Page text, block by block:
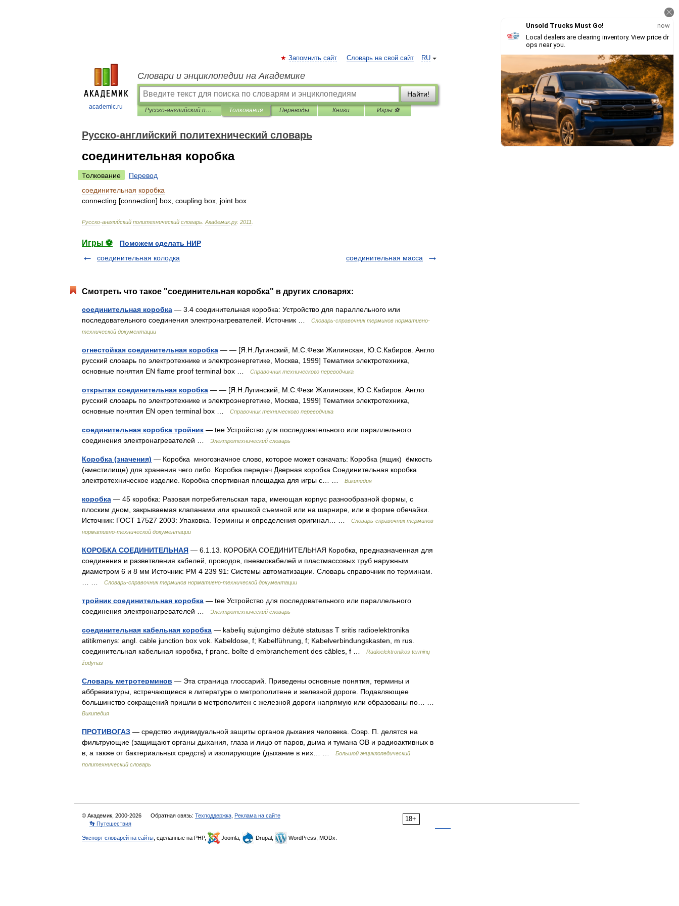
academic.ru
RU
Запомнить сайт Словарь на свой сайт
Словари и энциклопедии на Академике
Найти!
Русско-английский политехнический словарь Толкования Переводы Книги Игры ⚽
Русско-английский политехнический словарь
соединительная коробка
Толкование
Перевод
соединительная коробка
connecting [connection] box coupling box joint box
Русско-английский политехнический словарь Академик.ру. 2011
Игры ⚽
Поможем сделать НИР
соединительная колодка
соединительная масса
Смотреть что такое "соединительная коробка" в других словарях:
соединительная коробка — 3.4 соединительная коробка: Устройство для параллельного или
последовательного соединения электронагревателей. Источник …
Словарь-справочник терминов нормативно-
технической документации
огнестойкая соединительная коробка — — [Я.Н.Лугинский, М.С.Фези Жилинская, Ю.С.Кабиров. Англо
русский словарь по электротехнике и электроэнергетике, Москва, 1999] Тематики электротехника,
основные понятия EN flame proof terminal box …
Справочник технического переводчика
открытая соединительная коробка — — [Я.Н.Лугинский, М.С.Фези Жилинская, Ю.С.Кабиров. Англо
русский словарь по электротехнике и электроэнергетике, Москва, 1999] Тематики электротехника,
основные понятия EN open terminal box …
Справочник технического переводчика
соединительная коробка тройник — tee Устройство для последовательного или параллельного
соединения электронагревателей …
Электротехнический словарь
Коробка (значения) — Коробка многозначное слово, которое может означать: Коробка (ящик) ёмкость
(вместилище) для хранения чего либо. Коробка передач Дверная коробка Соединительная коробка
электротехническое изделие. Коробка спортивная площадка для игры с… …
Википедия
коробка — 45 коробка: Разовая потребительская тара, имеющая корпус разнообразной формы, с
плоским дном, закрываемая клапанами или крышкой съемной или на шарнире, или в форме обечайки.
Источник: ГОСТ 17527 2003: Упаковка. Термины и определения оригинал… …
Словарь-справочник терминов
нормативно-технической документации
КОРОБКА СОЕДИНИТЕЛЬНАЯ — 6.1.13. КОРОБКА СОЕДИНИТЕЛЬНАЯ Коробка, предназначенная для
соединения и разветвления кабелей, проводов, пневмокабелей и пластмассовых труб наружным
диаметром 6 и 8 мм Источник: РМ 4 239 91: Системы автоматизации. Словарь справочник по терминам.
Словарь-справочник терминов нормативно-технической документации
тройник соединительная коробка — tee Устройство для последовательного или параллельного
соединения электронагревателей …
Электротехнический словарь
соединительная кабельная коробка — kabelių sujungimo dėžutė statusas T sritis radioelektronika
atitikmenys: angl. cable junction box vok. Kabeldose, f; Kabelführung, f; Kabelverbindungskasten, m rus.
соединительная кабельная коробка, f pranc. boîte d embranchement des câbles, f …
Radioelektronikos terminų
žodynas
Словарь метротерминов — Эта страница глоссарий. Приведены основные понятия, термины и
аббревиатуры, встречающиеся в литературе о метрополитене и железной дороге. Подавляющее
большинство сокращений пришли в метрополитен с железной дороги напрямую или образованы по… …
Википедия
ПРОТИВОГАЗ — средство индивидуальной защиты органов дыхания человека. Совр. П. делятся на
фильтрующие (защищают органы дыхания, глаза и лицо от паров, дыма и тумана ОВ и радиоактивных в
в, а также от бактериальных средств) и изолирующие (дыхание в них… …
Большой энциклопедический
политехнический словарь
18+
© Академик, 2000-2026 Обратная связь: Техподдержка Реклама на сайте
👣 Путешествия
Экспорт словарей на сайты , сделанные на PHP, Joomla, Drupal, WordPress, MODx.